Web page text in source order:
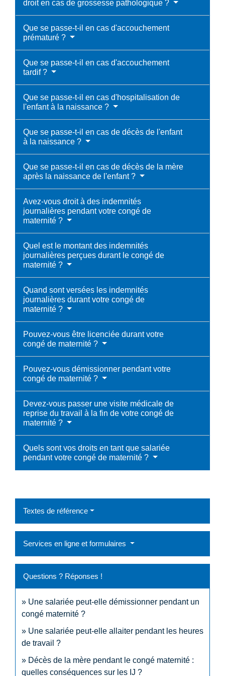
droit en cas de grossesse pathologique ?
Que se passe-t-il en cas d'accouchement
prématuré ?
Que se passe-t-il en cas d'accouchement
tardif ?
Que se passe-t-il en cas d'hospitalisation de
l'enfant à la naissance ?
Que se passe-t-il en cas de décès de l'enfant
à la naissance ?
Que se passe-t-il en cas de décès de la mère
après la naissance de l'enfant ?
Avez-vous droit à des indemnités
journalières pendant votre congé de
maternité ?
Quel est le montant des indemnités
journalières perçues durant le congé de
maternité ?
Quand sont versées les indemnités
journalières durant votre congé de
maternité ?
Pouvez-vous être licenciée durant votre
congé de maternité ?
Pouvez-vous démissionner pendant votre
congé de maternité ?
Devez-vous passer une visite médicale de
reprise du travail à la fin de votre congé de
maternité ?
Quels sont vos droits en tant que salariée
pendant votre congé de maternité ?
Textes de référence
Services en ligne et formulaires
Questions ? Réponses !
Une salariée peut-elle démissionner pendant un
congé maternité ?
Une salariée peut-elle allaiter pendant les heures
de travail ?
Décès de la mère pendant le congé maternité :
quelles conséquences sur les IJ ?